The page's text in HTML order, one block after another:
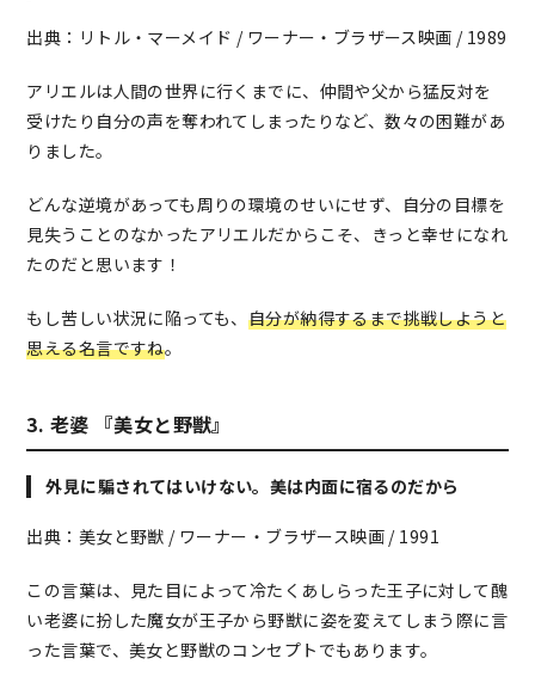
出典：リトル・マーメイド / ワーナー・ブラザース映画 / 1989
アリエルは人間の世界に行くまでに、仲間や父から猛反対を
受けたり自分の声を奪われてしまったりなど、数々の困難があ
りました。
どんな逆境があっても周りの環境のせいにせず、自分の目標を
見失うことのなかったアリエルだからこそ、きっと幸せになれ
たのだと思います！
もし苦しい状況に陥っても、 自分が納得するまで挑戦しようと
思える名言ですね。
3. 老婆 『美女と野獣』
外見に騙されてはいけない。美は内面に宿るのだから
出典：美女と野獣 / ワーナー・ブラザース映画 / 1991
この言葉は、見た目によって冷たくあしらった王子に対して醜
い老婆に扮した魔女が王子から野獣に姿を変えてしまう際に言
った言葉で、美女と野獣のコンセプトでもあります。